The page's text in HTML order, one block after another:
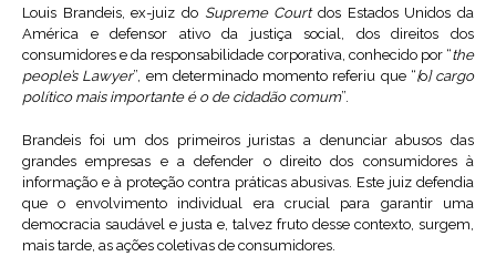
Louis Brandeis, ex-juiz do Supreme Courtdos Estados Unidos da
América e defensor ativo da justiça social, dos direitos dos
consumidores e da responsabilidade corporativa, conhecido por “the
people’s Lawyer”, em determinado momento referiu que “[o] cargo
político mais importante é o de cidadão comum”.
Brandeis foi um dos primeiros juristas a denunciar abusos das
grandes empresas e a defender o direito dos consumidores à
informação e à proteção contra práticas abusivas. Este juiz defendia
que o envolvimento individual era crucial para garantir uma
democracia saudável e justa e, talvez fruto desse contexto, surgem,
mais tarde, as ações coletivas de consumidores.